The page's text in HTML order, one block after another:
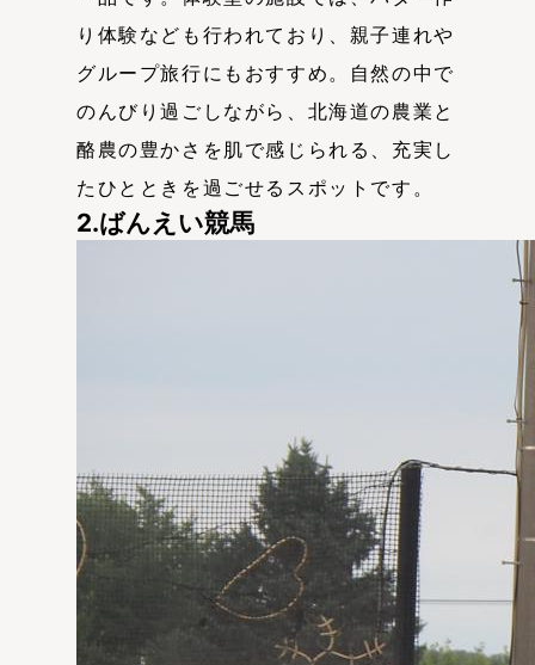
り体験なども行われており、親子連れや
グループ旅行にもおすすめ。自然の中で
のんびり過ごしながら、北海道の農業と
酪農の豊かさを肌で感じられる、充実し
たひとときを過ごせるスポットです。
2.ばんえい競馬